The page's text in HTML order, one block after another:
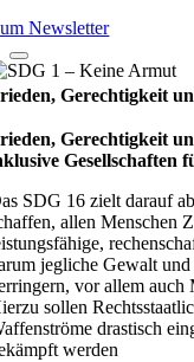
Newsletter
Gerechtigkeit
Gerechtigkeit
Gesell­schaf­ten
SDG 16 zielt darauf
allen Menschen
jegliche Gewalt
vor allem auch
sollen
drastisch
werden